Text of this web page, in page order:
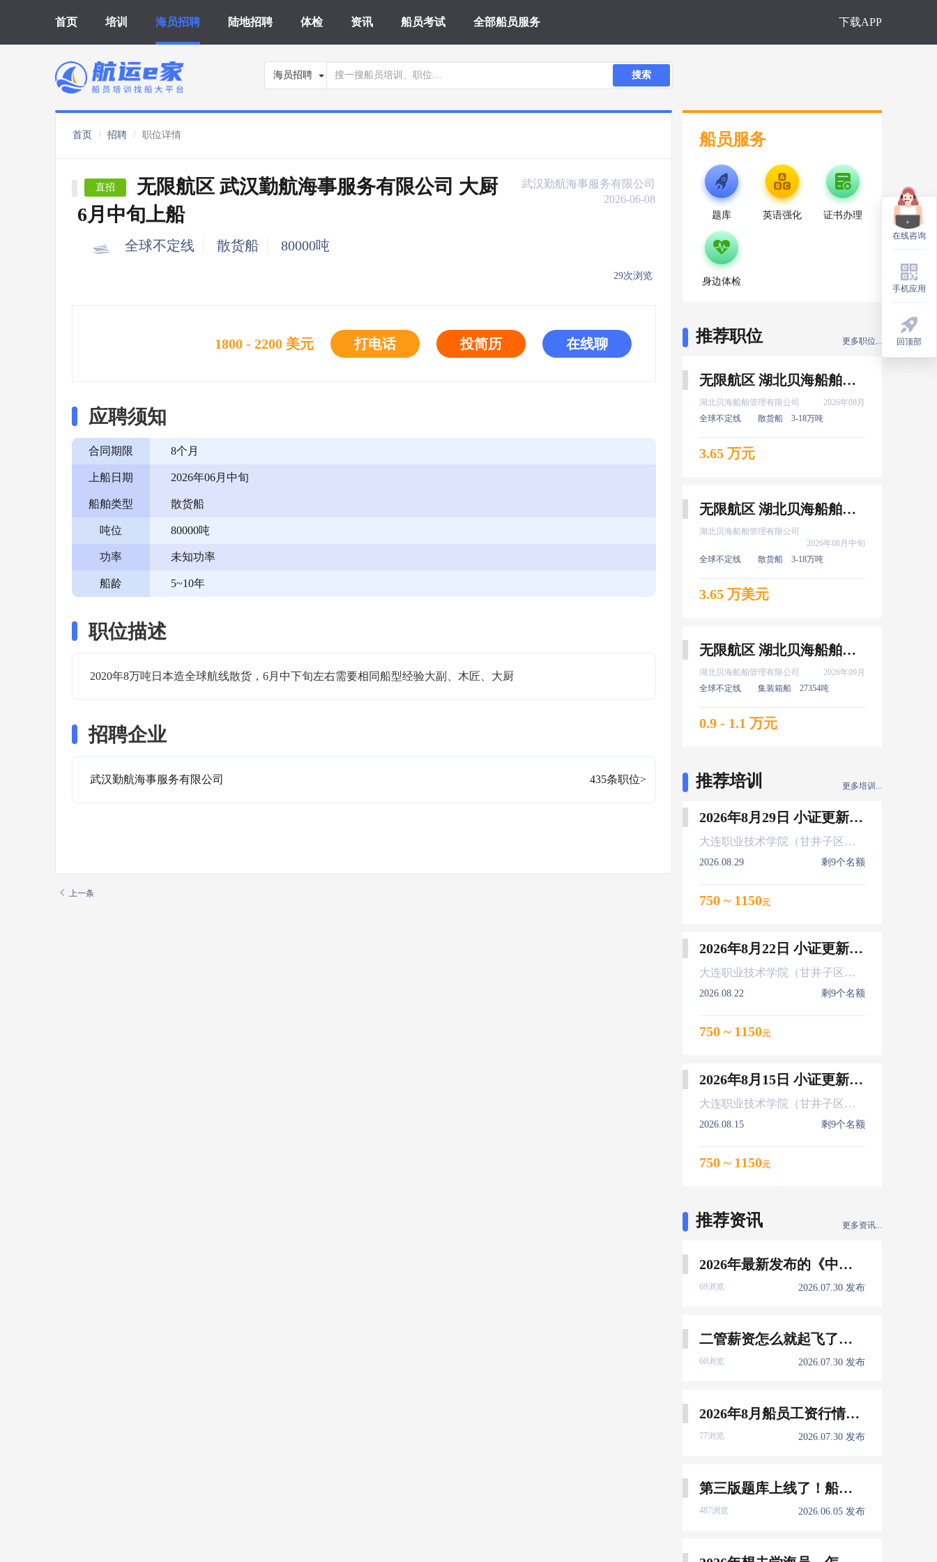
首页 培训 海员招聘 陆地招聘 体检 资讯 船员考试 全部船员服务 下载APP
海员招聘 搜索
首页 招聘 职位详情
直招
无限航区 武汉勤航海事服务有限公司 大厨
6月中旬上船
武汉勤航海事服务有限公司
2026-06-08
全球不定线 散货船 80000吨
29次浏览
1800 - 2200 美元 打电话 投简历 在线聊
应聘须知
合同期限 8个月
上船日期 2026年06月中旬
船舶类型 散货船
吨位 80000吨
功率 未知功率
船龄 5~10年
职位描述
2020年8万吨日本造全球航线散货，6月中下旬左右需要相同船型经验大副、木匠、大厨
招聘企业
武汉勤航海事服务有限公司 435条职位>
船员服务
题库 英语强化 证书办理
身边体检
推荐职位 更多职位...
无限航区 湖北贝海船舶管理有限公司 二管轮 8月上船
湖北贝海船舶管理有限公司
2026年08月
全球不定线
散货船 3-18万吨
3.65 万元
无限航区 湖北贝海船舶管理有限公司 电机员 8月中旬上船
湖北贝海船舶管理有限公司
2026年08月中旬
全球不定线
散货船 3-18万吨
3.65 万美元
无限航区 湖北贝海船舶管理有限公司 服务生 9月上船
湖北贝海船舶管理有限公司
2026年09月
全球不定线
集装箱船 27354吨
0.9 - 1.1 万元
推荐培训 更多培训...
2026年8月29日 小证更新 Z01Z02Z04
大连职业技术学院（甘井子区大连北站）
2026.08.29 剩9个名额
750 ~ 1150元
2026年8月22日 小证更新 Z01Z02Z04
大连职业技术学院（甘井子区大连北站）
2026.08.22 剩9个名额
750 ~ 1150元
2026年8月15日 小证更新 Z01Z02Z04
大连职业技术学院（甘井子区大连北站）
2026.08.15 剩9个名额
750 ~ 1150元
推荐资讯 更多资讯...
2026年最新发布的《中国船员发展报告》，暴露了哪些信息量？
69浏览 2026.07.30 发布
二管薪资怎么就起飞了，下一个会是谁？
60浏览 2026.07.30 发布
2026年8月船员工资行情参考
77浏览 2026.07.30 发布
第三版题库上线了！船员免费刷！
487浏览 2026.06.05 发布
上一条
在线咨询
手机应用
回顶部
在线咨询
手机应用
回顶部